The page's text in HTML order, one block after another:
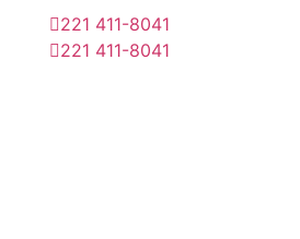
221 411-8041
221 411-8041